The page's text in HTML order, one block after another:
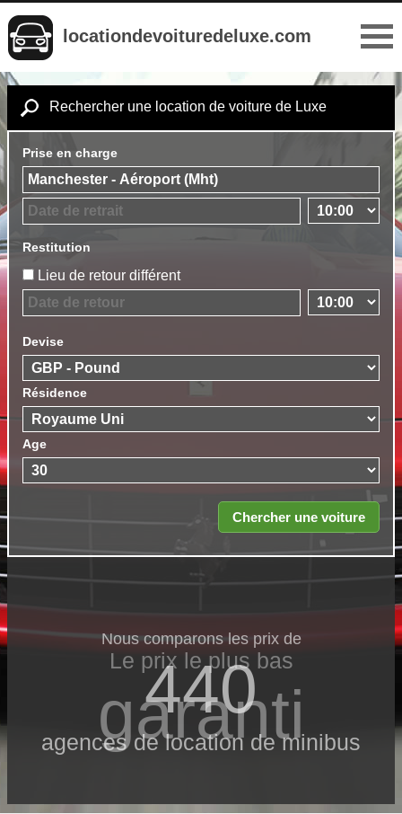
locationdevoituredeluxe.com
Rechercher une location de voiture de Luxe
Prise en charge
Restitution
Lieu de retour différent
Devise
Résidence
Age
Nous comparons les prix de
440
agences de location de minibus
Le prix le​ plus bas
garanti